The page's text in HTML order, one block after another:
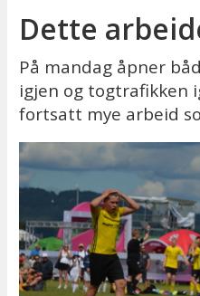
Dette
På mandag åpner
igjen og togtrafikken
fortsatt mye arbeid